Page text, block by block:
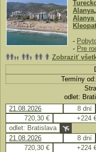
Alanya,
Alanya
-
- Pre
Zobraziť
Termíny
odlet:
21.08.2026
8 dní
720,30 €
+224
odlet: Bratislava
21.08.2026
8 dní
720,30 €
+224